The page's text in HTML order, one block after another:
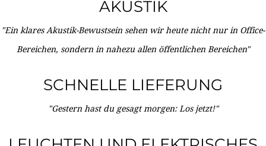
AKUSTIK
"Ein klares Akustik-Bewustsein sehen wir heute nicht nur in Office-
Bereichen, sondern in nahezu allen öffentlichen Bereichen"
SCHNELLE LIEFERUNG
"Gestern hast du gesagt morgen: Los jetzt!"